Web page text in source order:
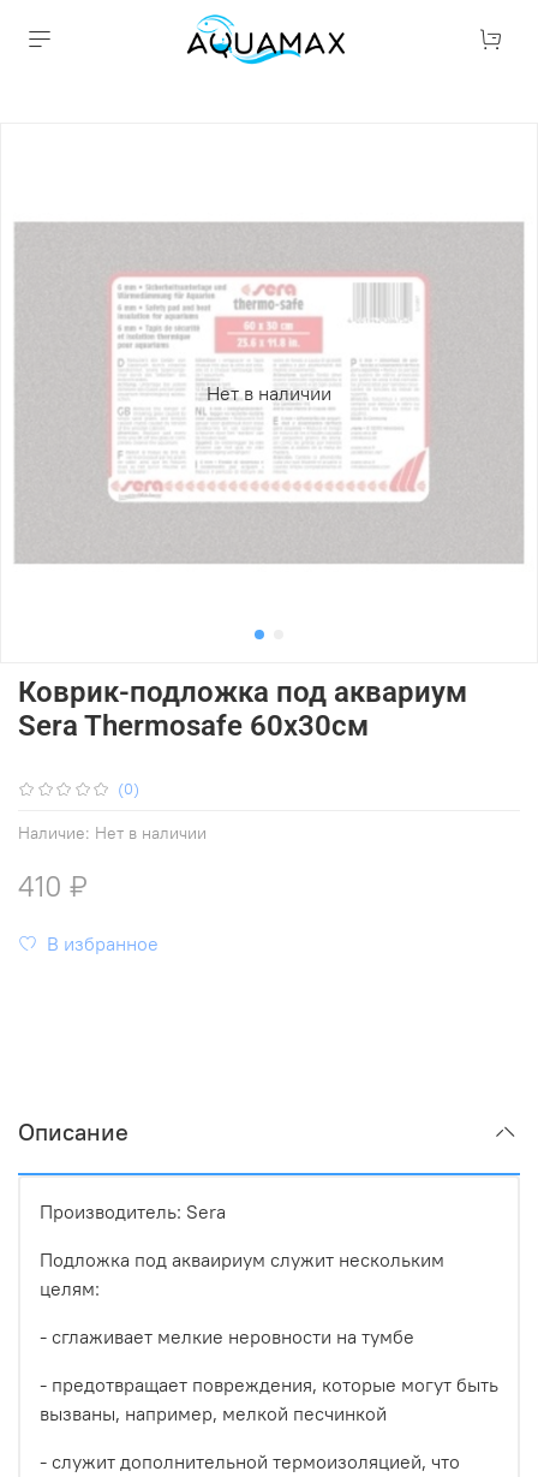
Нет в наличии
(0)
Наличие: Нет в наличии
Коврик-подложка под аквариум
Sera Thermosafe 60x30см
410 ₽
В избранное
Описание
Производитель: Sera
Подложка под акваириум служит нескольким
целям:
- сглаживает мелкие неровности на тумбе
- предотвращает повреждения, которые могут быть
вызваны, например, мелкой песчинкой
- служит дополнительной термоизоляцией, что